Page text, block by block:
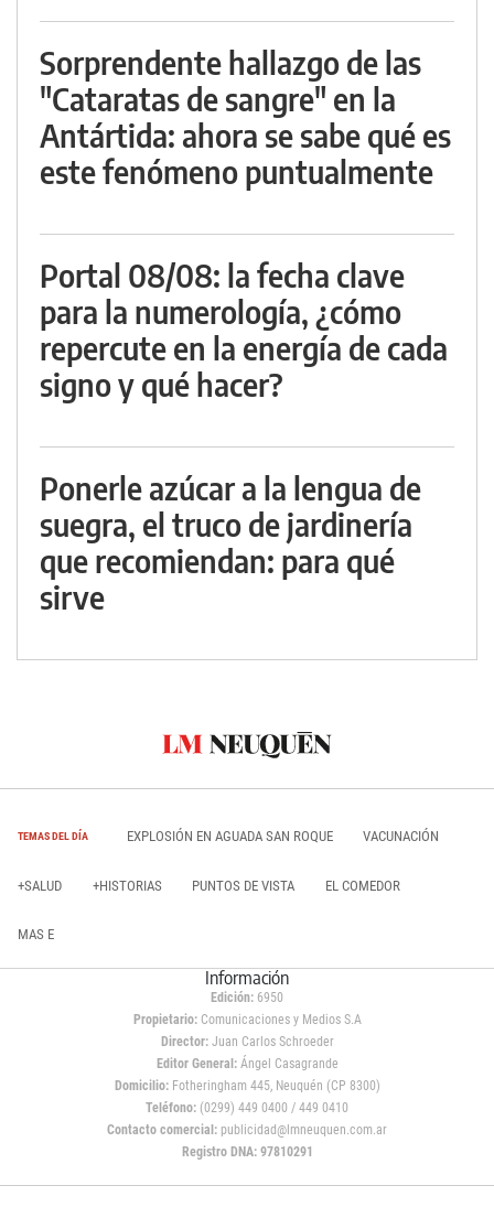
Sorprendente hallazgo de las
"Cataratas de sangre" en la
Antártida: ahora se sabe qué es
este fenómeno puntualmente
Portal 08/08: la fecha clave
para la numerología, ¿cómo
repercute en la energía de cada
signo y qué hacer?
Ponerle azúcar a la lengua de
suegra, el truco de jardinería
que recomiendan: para qué
sirve
TEMAS DEL DÍA EXPLOSIÓN EN AGUADA SAN ROQUE VACUNACIÓN
+SALUD +HISTORIAS PUNTOS DE VISTA EL COMEDOR
MAS E
Información
Edición: 6950
Propietario:Comunicaciones y Medios S.A
Director: Juan Carlos Schroeder
Editor General:Ángel Casagrande
Domicilio:Fotheringham 445, Neuquén (CP 8300)
Teléfono: (0299) 449 0400 / 449 0410
Contacto comercial: publicidad@lmneuquen.com.ar
Registro DNA: 97810291